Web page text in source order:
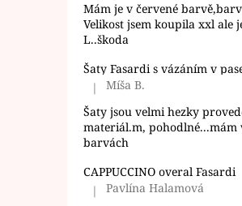
Mám je v červené
Velikost jsem koupila xxl ale
L..škoda
Šaty Fasardi s vázáním v
Hodnocení produktu je 5 z 5
|
Míša B.
Šaty jsou velmi hezky
materiál.m, pohodlné...mám
barvách
CAPPUCCINO overal Fasardi
Hodnocení produktu je 5 z 5
|
Pavlína Halamová